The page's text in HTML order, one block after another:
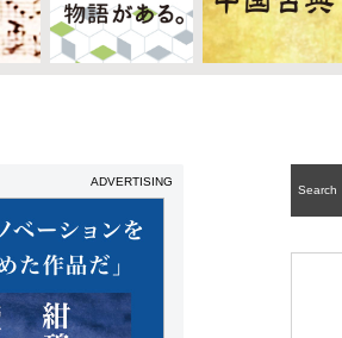
ADVERTISING
Search